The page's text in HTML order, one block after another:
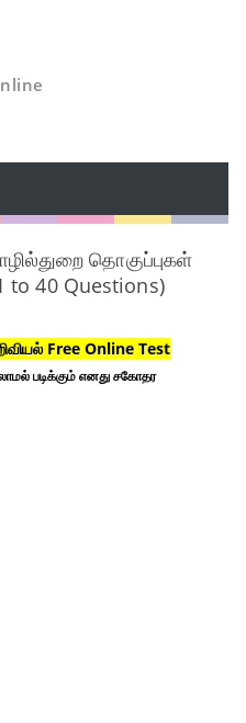
தொகுப்புகள்
to 40 Questions)
Free Online Test
படிக்கும் எனது சகோதர